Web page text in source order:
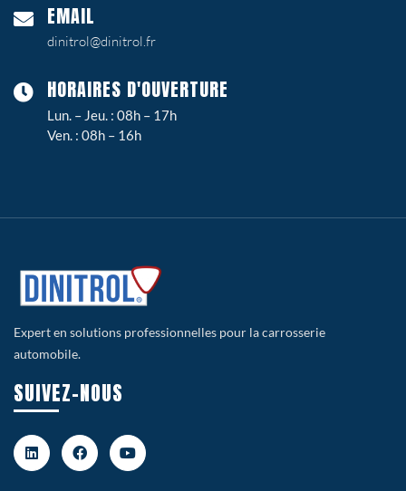
EMAIL
dinitrol@dinitrol.fr
HORAIRES D'OUVERTURE
Lun. – Jeu. : 08h – 17h
Ven. : 08h – 16h
Expert en solutions professionnelles pour la carrosserie
automobile.
SUIVEZ-NOUS